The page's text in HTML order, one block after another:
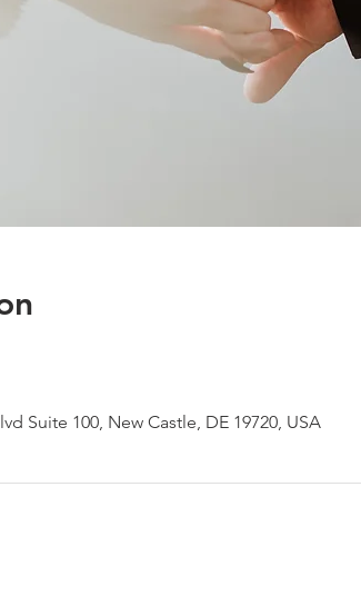
Suite 100, New Castle, DE 19720, USA